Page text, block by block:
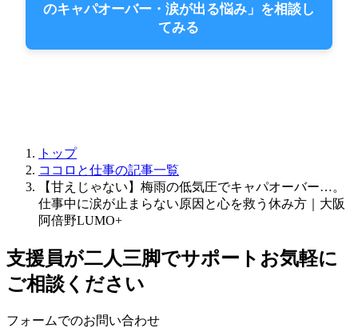
のキャパオーバー・涙が出る悩み」を相談し
てみる
トップ
ココロと仕事の記事一覧
【甘えじゃない】梅雨の低気圧でキャパオーバー…。
仕事中に涙が止まらない原因と心を救う休み方｜大阪
阿倍野LUMO+
支援員が二人三脚でサポート お気軽に
ご相談ください
フォームでのお問い合わせ